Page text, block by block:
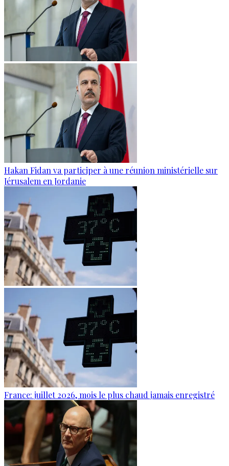
Hakan Fidan va participer à une réunion ministérielle sur
Jérusalem en Jordanie
France: juillet 2026, mois le plus chaud jamais enregistré